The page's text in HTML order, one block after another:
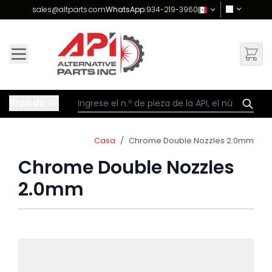
Skip to Content
sales@altparts.comWhatsApp:934-219-3960
Casa / Chrome Double Nozzles 2.0mm
Chrome Double Nozzles
2.0mm